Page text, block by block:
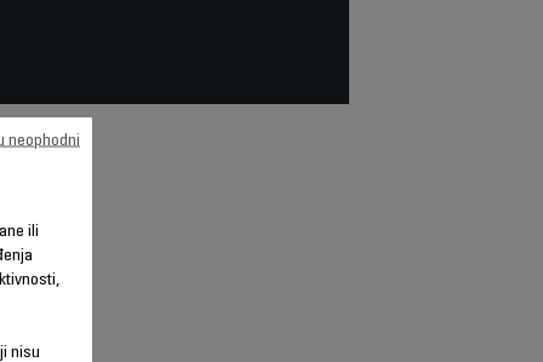
ili
nisu
neophodni